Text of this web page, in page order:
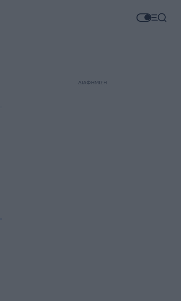
ΔΙΑΦΗΜΙΣΗ